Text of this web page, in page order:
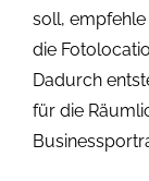
soll, empfehle
die
Dadurch
für die